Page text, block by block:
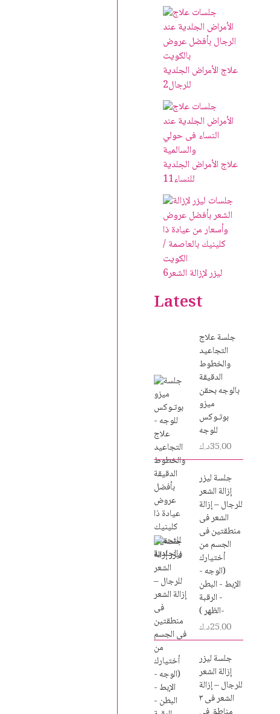
علاج الأمراض الجلدية
للرجال2
علاج الأمراض الجلدية
للنساء11
ليزر لإزالة الشعر6
Latest
جلسة علاج
التجاعيد
والخطوط
الدقيقة
بالوجه بحقن
ميزو
بوتـوكس
للوجه
35.00د.ك
جلسة ليزر
إزالة الشعر
للرجال – إزالة
الشعر فى
منطقتين فى
الجسم من
أختيارك
(الوجه -
الإبط - البطن
- الرقبة
-الظهر )
25.00د.ك
جلسة ليزر
إزالة الشعر
للرجال – إزالة
الشعر فى ٣